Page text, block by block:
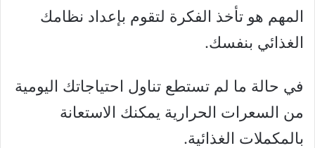
المهم هو تأخذ الفكرة لتقوم بإعداد نظامك
الغذائي بنفسك.
في حالة ما لم تستطع تناول احتياجاتك اليومية
من السعرات الحرارية يمكنك الاستعانة
بالمكملات الغذائية.